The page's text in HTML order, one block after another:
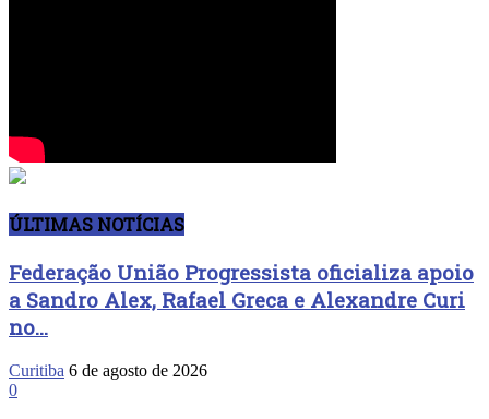
ÚLTIMAS NOTÍCIAS
Federação União Progressista oficializa apoio
a Sandro Alex, Rafael Greca e Alexandre Curi
no...
Curitiba 6 de agosto de 2026
0